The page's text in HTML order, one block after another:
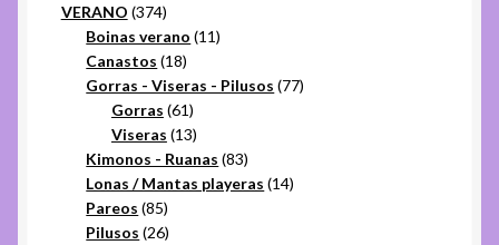
VERANO 374374
productos
Boinas verano 1111
Canastos 1818
productos
Gorras - Viseras - Pilusos 7777
Gorras 6161
productos
Viseras 1313
productos
Kimonos - Ruanas 8383
productos
Lonas / Mantas playeras 1414
Pareos 8585
productos
Pilusos 2626